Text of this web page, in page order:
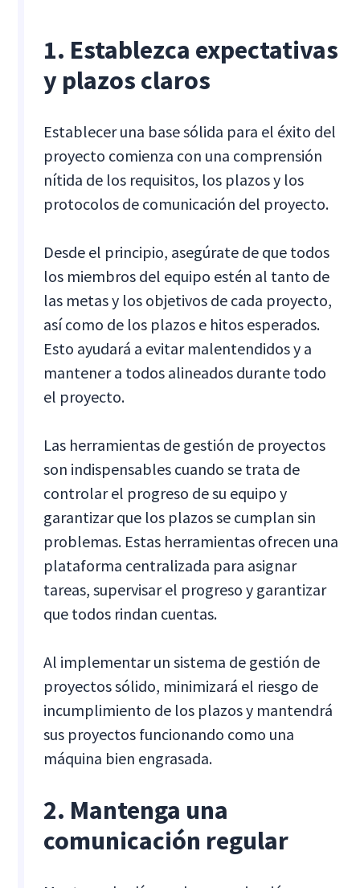
1. Establezca expectativas
y plazos claros
Establecer una base sólida para el éxito del
proyecto comienza con una comprensión
nítida de los requisitos, los plazos y los
protocolos de comunicación del proyecto.
Desde el principio, asegúrate de que todos
los miembros del equipo estén al tanto de
las metas y los objetivos de cada proyecto,
así como de los plazos e hitos esperados.
Esto ayudará a evitar malentendidos y a
mantener a todos alineados durante todo
el proyecto.
Las herramientas de gestión de proyectos
son indispensables cuando se trata de
controlar el progreso de su equipo y
garantizar que los plazos se cumplan sin
problemas. Estas herramientas ofrecen una
plataforma centralizada para asignar
tareas, supervisar el progreso y garantizar
que todos rindan cuentas.
Al implementar un sistema de gestión de
proyectos sólido, minimizará el riesgo de
incumplimiento de los plazos y mantendrá
sus proyectos funcionando como una
máquina bien engrasada.
2. Mantenga una
comunicación regular